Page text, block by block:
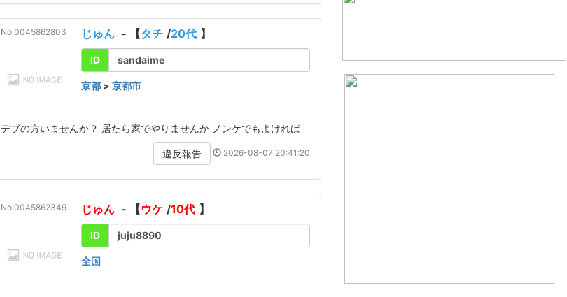
No:0045862803 じゅん - 【タチ /20代 】
ID sandaime
京都 > 京都市
デブの方いませんか？ 居たら家でやりませんか ノンケでもよければ
違反報告 2026-08-07 20:41:20
No:0045862349 じゅん - 【ウケ /10代 】
ID juju8890
全国